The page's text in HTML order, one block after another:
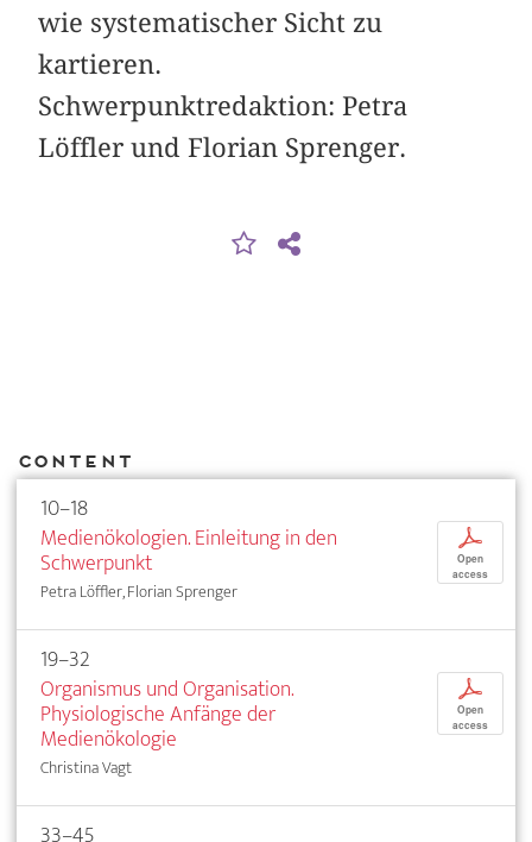
wie systematischer Sicht zu
kartieren.
Schwerpunktredaktion: Petra
Löffler und Florian Sprenger.
Content
10–18
Medienökologien. Einleitung in den
Schwerpunkt
Petra Löffler, Florian Sprenger
p
Open
access
19–32
Organismus und Organisation.
Physiologische Anfänge der
Medienökologie
Christina Vagt
p
Open
access